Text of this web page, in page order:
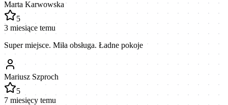
Marta Karwowska
5
3 miesiące temu
Super miejsce. Miła obsługa. Ładne pokoje
Mariusz Szproch
5
7 miesięcy temu